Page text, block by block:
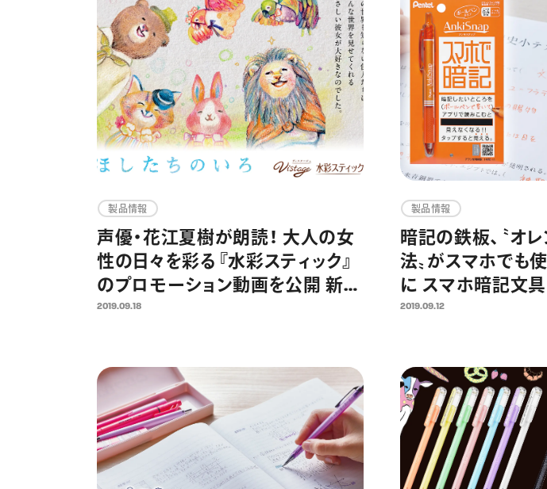
製品情報
声優・花江夏樹が朗読！ 大人の女
性の日々を彩る『水彩スティック』
のプロモーション動画を公開 新色
セット『カクテルミックス』『ミッドナ
2019.09.18
製品情報
暗記の鉄板、〝オ
法〟がスマホでも
に スマホ暗記文具
プ・ボールペンタイ
2019.09.12